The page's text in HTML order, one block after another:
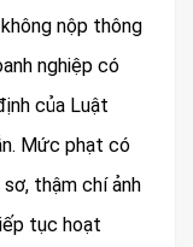
nộp thông
nghiệp có
của Luật
Mức phạt có
thậm chí ảnh
tục hoạt